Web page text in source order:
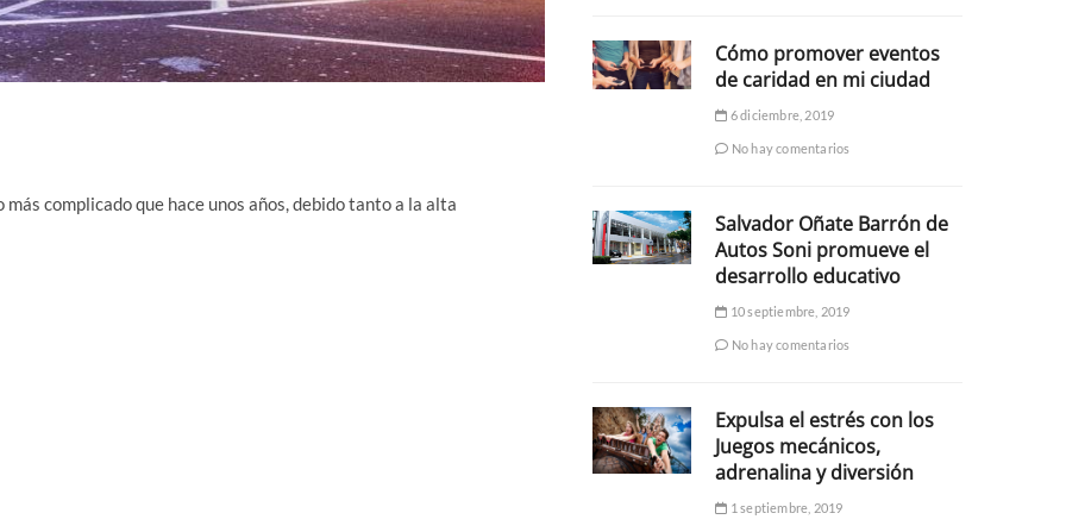
complicado que hace unos años, debido tanto a la alta
Cómo promover eventos
de caridad en mi ciudad
6 diciembre, 2019
No hay comentarios
Salvador Oñate Barrón de
Autos Soni promueve el
desarrollo educativo
10 septiembre, 2019
No hay comentarios
Expulsa el estrés con los
Juegos mecánicos,
adrenalina y diversión
1 septiembre, 2019